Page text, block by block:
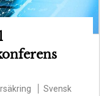
Svensk